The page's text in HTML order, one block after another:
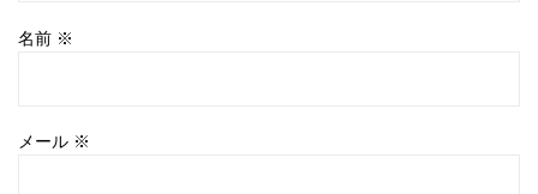
名前 ※
メール ※